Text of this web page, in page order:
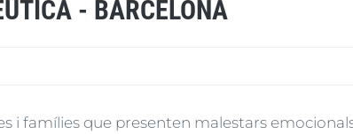
- BARCELONA
i famílies que presenten malestars